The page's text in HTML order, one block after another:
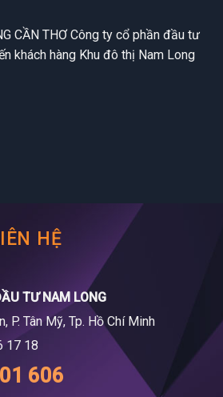
CẦN THƠ Công ty cổ phần đầu tư
khách hàng Khu đô thị Nam Long
HỆ
TƯ NAM LONG
P. Tân Mỹ, Tp. Hồ Chí Minh
17 18
606